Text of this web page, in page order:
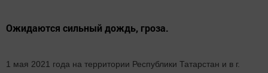
Ожидаются сильный дождь, гроза.
1 мая 2021 года на территории Республики Татарстан и в г.